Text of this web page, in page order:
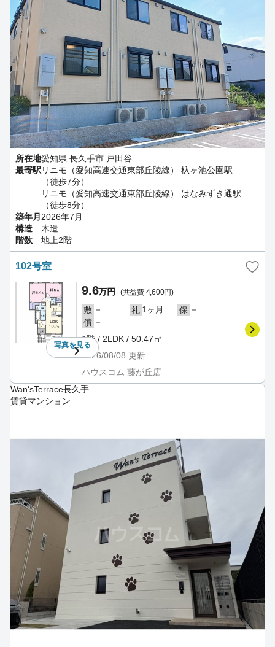
所在地愛知県 長久手市 戸田谷
最寄駅 リニモ（愛知高速交通東部丘陵線） 杁ヶ池公園駅
（徒歩7分）
リニモ（愛知高速交通東部丘陵線） はなみずき通駅
（徒歩8分）
築年月2026年7月
構造
木造
階数
地上2階
102号室
写真を見る
9.6万円 (共益費 4,600円)
敷 － 礼 1ヶ月 保 －
償 －
1階 / 2LDK / 50.47㎡
2026/08/08 更新
ハウスコム 藤が丘店
Wan‘sTerrace長久手
賃貸マンション